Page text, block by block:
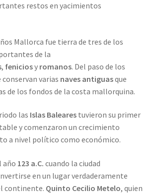
restos en yacimientos
Mallorca fue tierra de tres de los
de la
, feniciosyromanos. Del paso de los
varias naves antiguasque
de los fondos de la costa mallorquina.
las Islas Balearestuvieron su primer
y comenzaron un crecimiento
a nivel político como económico.
año 123 a.C. cuando la ciudad
en un lugar verdaderamente
continente. Quinto Cecilio Metelo, quien